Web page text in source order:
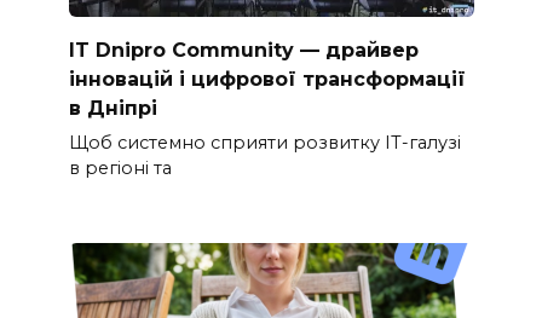
IT Dnipro Community — драйвер
інновацій і цифрової трансформації
в Дніпрі
Щоб системно сприяти розвитку ІТ-галузі
в регіоні та